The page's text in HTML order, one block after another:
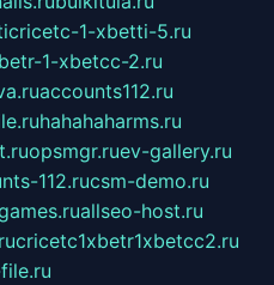
1-xbetti-5.ru
1-xbetcc-2.ru
accounts112.ru
hahahaharms.ru
opsmgr.ruev-gallery.ru
112.rucsm-demo.ru
allseo-host.ru
cricetc1xbetr1xbetcc2.ru